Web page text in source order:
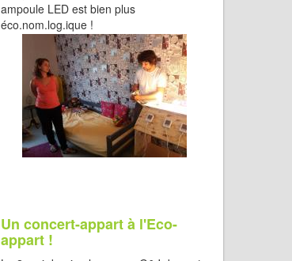
ampoule LED est bien plus
éco.nom.log.ique !
Un concert-appart à l'Eco-
appart !